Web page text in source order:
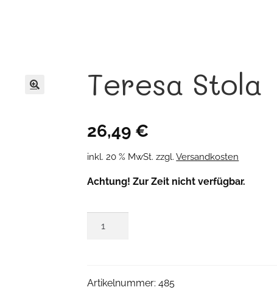
Teresa Stola
26,49 €
inkl. 20 % MwSt. zzgl.Versandkosten
Achtung! Zur Zeit nicht verfügbar.
Artikelnummer:485